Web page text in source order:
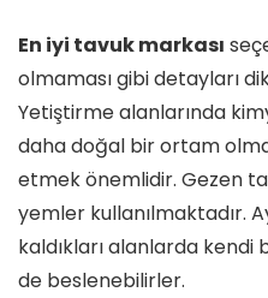
En iyi tavuk markası
olmaması gibi detayları
Yetiştirme alanlarında
daha doğal bir ortam
etmek önemlidir. Gezen
yemler kullanılmaktadır.
kaldıkları alanlarda kendi
de beslenebilirler.